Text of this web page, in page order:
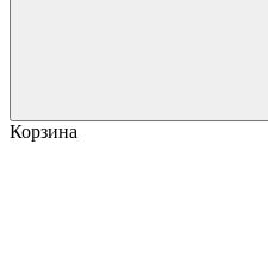
Корзина